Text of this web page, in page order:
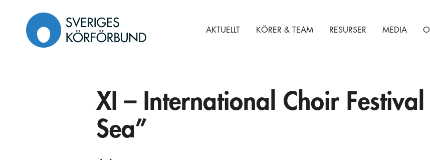
innehåll
AKTUELLT KÖRER & TEAM RESURSER MEDIA
XI – International Choir
Sea”